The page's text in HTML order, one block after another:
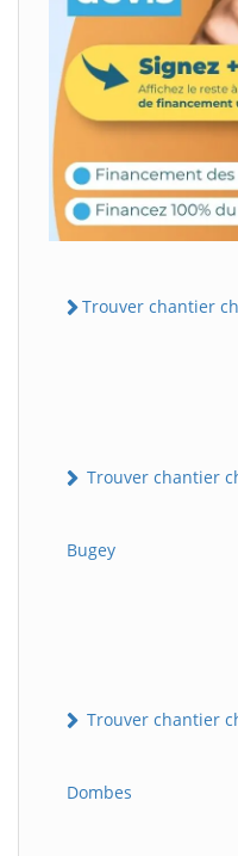
Trouver chantier
Trouver chantier
Bugey
Trouver chantier
Dombes